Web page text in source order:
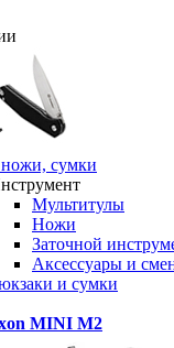
сумки
Мультитулы
Ножи
Заточной
Аксессуары и
и сумки
MINI M2